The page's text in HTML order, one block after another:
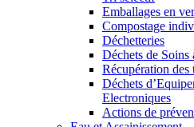
Emballages en
Compostage
Déchetteries
Déchets de
Récupération des
Déchets
Electroniques
Actions de